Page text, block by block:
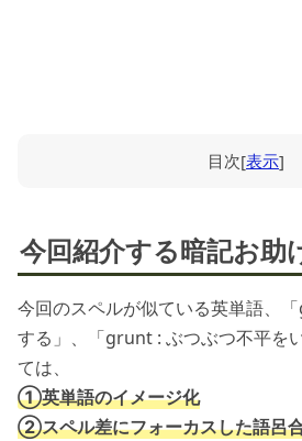
目次[表示]
今回紹介する暗記お助
今回のスペルが似ている英単語、
する」、「grunt : ぶつぶつ不平を
ては、
①英単語のイメージ化
②スペル差にフォーカスした語呂